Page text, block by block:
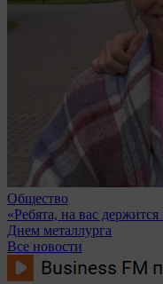
Общество
«Ребята, на вас
Днем металлурга
Все новости